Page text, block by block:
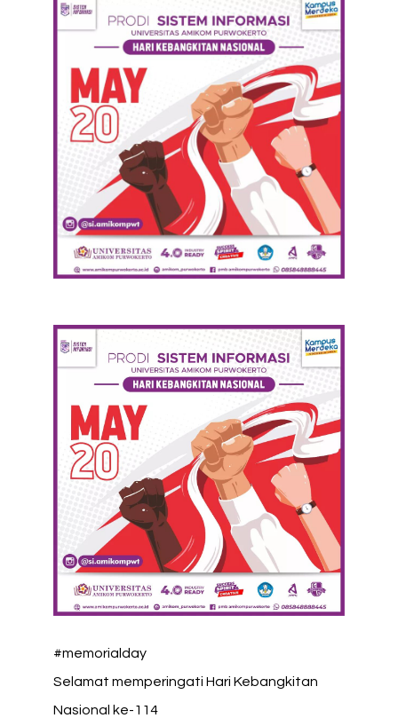
#memorialday
Selamat memperingati Hari Kebangkitan
Nasional ke-114